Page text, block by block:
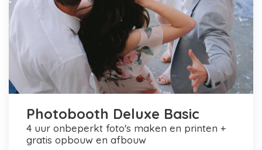
Photobooth Deluxe Basic
4 uur onbeperkt foto's maken en printen +
gratis opbouw en afbouw